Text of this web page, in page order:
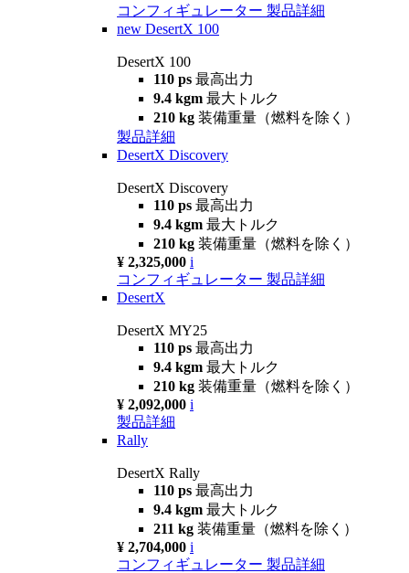
コンフィギュレーター 製品詳細
new DesertX 100
DesertX 100
110 ps 最高出力
9.4 kgm 最大トルク
210 kg 装備重量（燃料を除く）
製品詳細
DesertX Discovery
DesertX Discovery
110 ps 最高出力
9.4 kgm 最大トルク
210 kg 装備重量（燃料を除く）
¥ 2,325,000 i
コンフィギュレーター 製品詳細
DesertX
DesertX MY25
110 ps 最高出力
9.4 kgm 最大トルク
210 kg 装備重量（燃料を除く）
¥ 2,092,000 i
製品詳細
Rally
DesertX Rally
110 ps 最高出力
9.4 kgm 最大トルク
211 kg 装備重量（燃料を除く）
¥ 2,704,000 i
コンフィギュレーター 製品詳細